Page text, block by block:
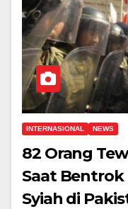
INTERNASIONAL NEWS
82 Orang
Saat Bentrok
Syiah di